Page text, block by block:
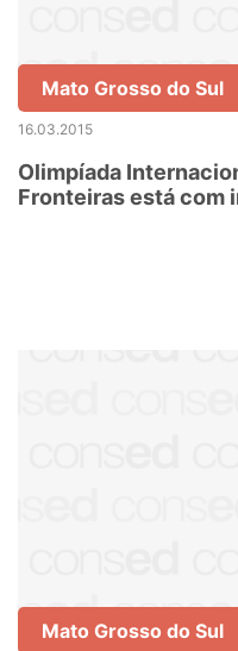
Mato Grosso do Sul
16.03.2015
Olimpíada
Fronteiras está com
Mato Grosso do Sul